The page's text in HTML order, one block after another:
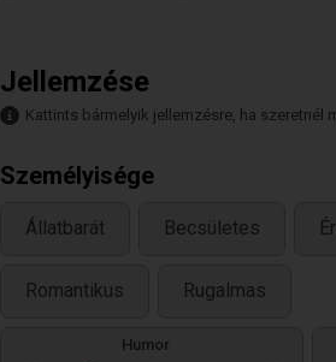
Jellemzése
Kattints bármelyik jellemzésre, ha szeretnél
Személyisége
Állatbarát Becsületes
Romantikus Rugalmas
Humor